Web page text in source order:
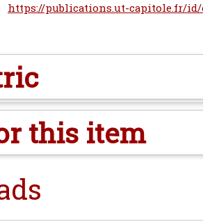
https://publications.ut-capitole.fr/id/
this item